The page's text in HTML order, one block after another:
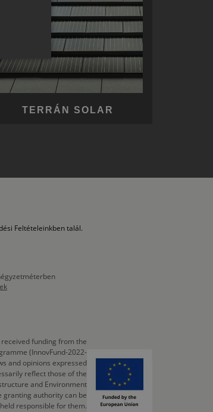
TERRÁN SOLAR
Feltételeinkben talál.
funding from the
(InnovFund-2022-
and opinions expressed
reflect those of the
and Environment
granting authority can be
held responsible for them.